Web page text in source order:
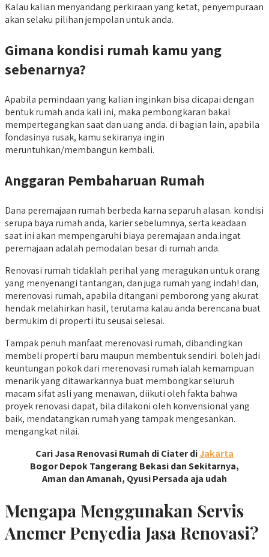
Kalau kalian menyandang perkiraan yang ketat, penyempuraan
akan selaku pilihan jempolan untuk anda.
Gimana kondisi rumah kamu yang
sebenarnya?
Apabila pemindaan yang kalian inginkan bisa dicapai dengan
bentuk rumah anda kali ini, maka pembongkaran bakal
mempertegangkan saat dan uang anda. di bagian lain, apabila
fondasinya rusak, kamu sekiranya ingin
meruntuhkan/membangun kembali.
Anggaran Pembaharuan Rumah
Dana peremajaan rumah berbeda karna separuh alasan. kondisi
serupa baya rumah anda, karier sebelumnya, serta keadaan
saat ini akan mempengaruhi biaya peremajaan anda.ingat
peremajaan adalah pemodalan besar di rumah anda.
Renovasi rumah tidaklah perihal yang meragukan untuk orang
yang menyenangi tantangan, dan juga rumah yang indah! dan,
merenovasi rumah, apabila ditangani pemborong yang akurat
hendak melahirkan hasil, terutama kalau anda berencana buat
bermukim di properti itu seusai selesai.
Tampak penuh manfaat merenovasi rumah, dibandingkan
membeli properti baru maupun membentuk sendiri. boleh jadi
keuntungan pokok dari merenovasi rumah ialah kemampuan
menarik yang ditawarkannya buat membongkar seluruh
macam sifat asli yang menawan, diikuti oleh fakta bahwa
proyek renovasi dapat, bila dilakoni oleh konvensional yang
baik, mendatangkan rumah yang tampak mengesankan.
mengangkat nilai.
Cari Jasa Renovasi Rumah di Ciater diJakarta
Bogor Depok Tangerang Bekasi dan Sekitarnya,
Aman dan Amanah, Qyusi Persada aja udah
Mengapa Menggunakan Servis
Anemer Penyedia Jasa Renovasi?